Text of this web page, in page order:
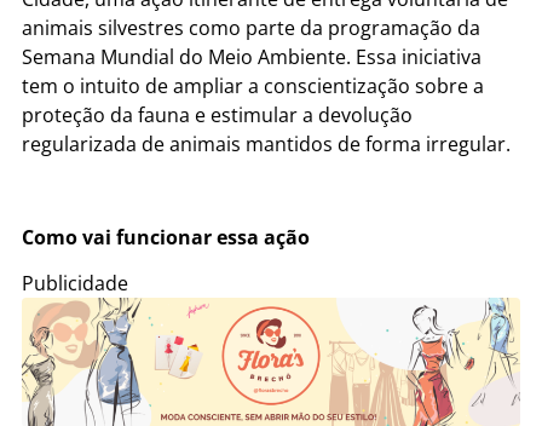
animais silvestres como parte da programação da
Semana Mundial do Meio Ambiente. Essa iniciativa
tem o intuito de ampliar a conscientização sobre a
proteção da fauna e estimular a devolução
regularizada de animais mantidos de forma irregular.
Como vai funcionar essa ação
Publicidade